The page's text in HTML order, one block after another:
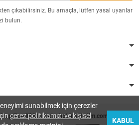
çıkabilirsiniz. Bu amaçla, lütfen yasal uyarılar
bulun.
Tescilli Markadır. hobimarketim.com
sunabilmek için çerezler
çerez politikamızı ve kişisel
KABUL